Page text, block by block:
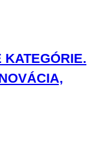
KATEGÓRIE.